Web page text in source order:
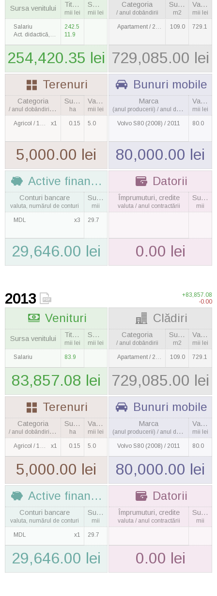
Sursa venitului Titular
mii lei
Soţie
mii lei
Salariu
Act. didactică, ştiinţifică şi de creaţie
242.5
11.9
254,420.35 lei
Categoria
/ anul dobândirii
Suprafaţa
m2
Valoarea
mii lei
Apartament / 2009 109.0 729.1
729,085.00 lei
Terenuri
Categoria
/ anul dobândirii, cantitatea
Suprafaţa
ha
Valoarea
mii lei
Agricol / 1990 x1 0.15 5.0
5,000.00 lei
Bunuri mobile
Marca
(anul producerii) / anul dobândirii
Valoarea
mii lei
Volvo S80 (2008) / 2011 80.0
80,000.00 lei
Active financiare
Conturi bancare
valuta, numărul de conturi
Suma
mii
MDL x3 29.7
29,646.00 lei
Datorii
Împrumuturi, credite
valuta / anul contractării
Suma
mii
0.00 lei
2013
+83,857.08
-0.00
Venituri
Sursa venitului Titular
mii lei
Soţie
mii lei
Salariu 83.9
83,857.08 lei
Clădiri
Categoria
/ anul dobândirii
Suprafaţa
m2
Valoarea
mii lei
Apartament / 2009 109.0 729.1
729,085.00 lei
Terenuri
Categoria
/ anul dobândirii, cantitatea
Suprafaţa
ha
Valoarea
mii lei
Agricol / 1990 x1 0.15 5.0
5,000.00 lei
Bunuri mobile
Marca
(anul producerii) / anul dobândirii
Valoarea
mii lei
Volvo S80 (2008) / 2011 80.0
80,000.00 lei
Active financiare
Conturi bancare
valuta, numărul de conturi
Suma
mii
MDL x1 29.7
29,646.00 lei
Datorii
Împrumuturi, credite
valuta / anul contractării
Suma
mii
0.00 lei